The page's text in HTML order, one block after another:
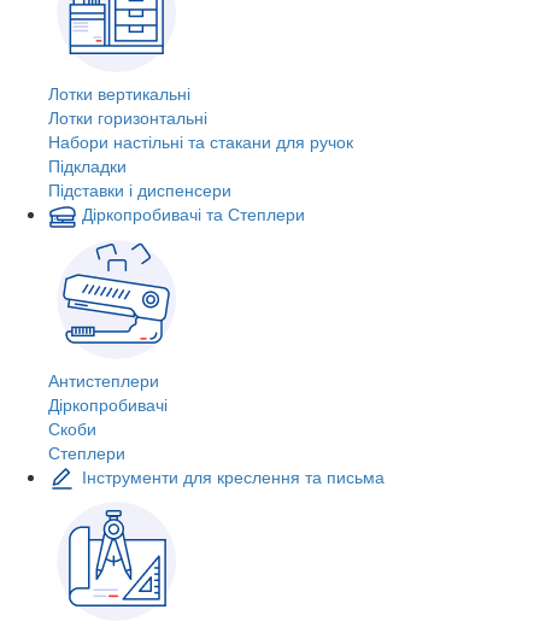
Лотки вертикальні
Лотки горизонтальні
Набори настільні та стакани для ручок
Підкладки
Підставки і диспенсери
Діркопробивачі та Степлери
Антистеплери
Діркопробивачі
Скоби
Степлери
Інструменти для креслення та письма